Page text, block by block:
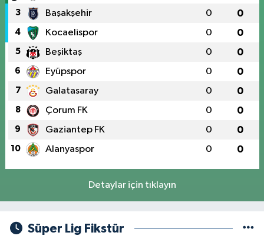
3 Başakşehir 0 0
4 Kocaelispor 0 0
5 Beşiktaş 0 0
6 Eyüpspor 0 0
7 Galatasaray 0 0
8 Çorum FK 0 0
9 Gaziantep FK 0 0
10 Alanyaspor 0 0
Detaylar için tıklayın
Süper Lig Fikstür